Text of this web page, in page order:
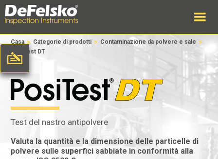
Casa > Categorie di prodotti > Contaminazione da polvere e sale >
PosiTest DT
Test del nastro antipolvere
Valuta la quantità e la dimensione delle particelle di
polvere sulle superfici sabbiate in conformità alla